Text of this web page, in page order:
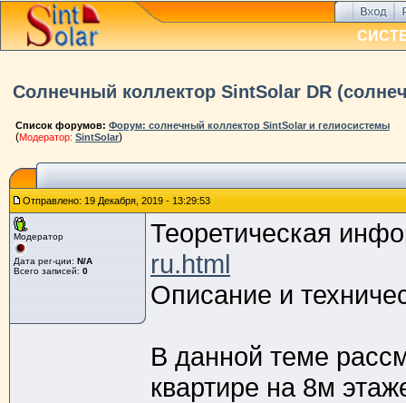
Солнечный коллектор SintSolar DR
Список форумов: Форум: солнечный коллектор SintSolar и гелиосистемы
(Модератор: SintSolar)
Отправлено: 19 Декабря, 2019 - 13:29:53
Модератор
Дата рег-ции: N/A
Всего записей: 0
Теоретическая
ru.html
Описание и
В данной теме
квартире на 8м